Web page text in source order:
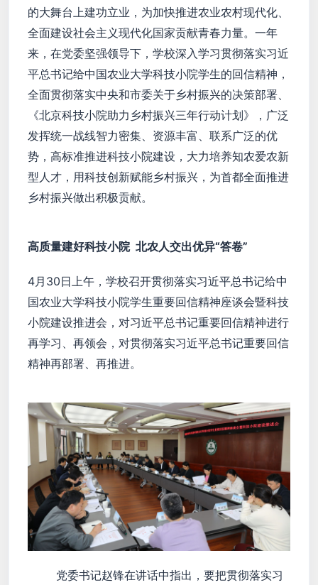
的大舞台上建功立业，为加快推进农业农村现代化、
全面建设社会主义现代化国家贡献青春力量。一年
来，在党委坚强领导下，学校深入学习贯彻落实习近
平总书记给中国农业大学科技小院学生的回信精神，
全面贯彻落实中央和市委关于乡村振兴的决策部署、
《北京科技小院助力乡村振兴三年行动计划》，广泛
发挥统一战线智力密集、资源丰富、联系广泛的优
势，高标准推进科技小院建设，大力培养知农爱农新
型人才，用科技创新赋能乡村振兴，为首都全面推进
乡村振兴做出积极贡献。
高质量建好科技小院 北农人交出优异“答卷”
4月30日上午，学校召开贯彻落实习近平总书记给中
国农业大学科技小院学生重要回信精神座谈会暨科技
小院建设推进会，对习近平总书记重要回信精神进行
再学习、再领会，对贯彻落实习近平总书记重要回信
精神再部署、再推进。
党委书记赵锋在讲话中指出，要把贯彻落实习